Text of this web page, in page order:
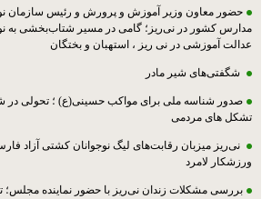
حضور معاون وزیر آموزش و پرورش و رئیس سازمان
مدارس کشور در نی‌ریز؛ گامی در مسیر شتاب‌بخشی به
عدالت آموزشی در نی ریز ، استهبان و بختگان
شگفتی‌های شیر مادر
صدور شناسه ملی برای مواکب حسینی(ع) ؛ تحولی در
تشکل های مردمی
نی‌ریز میزبان رقابت‌های لیگ نوجوانان کشتی آزاد
ورزشکار لامرد
بررسی مشکلات زندان نی‌ریز با حضور نماینده مجلس؛